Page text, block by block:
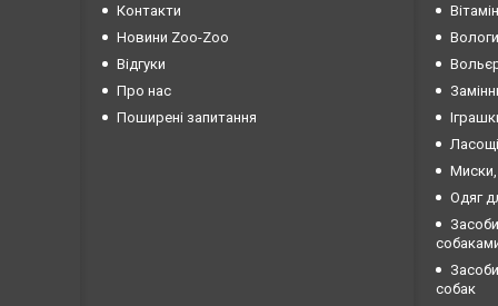
Контакти
Новини Zoo-Zoo
Відгуки
Про нас
Поширені запитання
Миски,
Одяг
собак